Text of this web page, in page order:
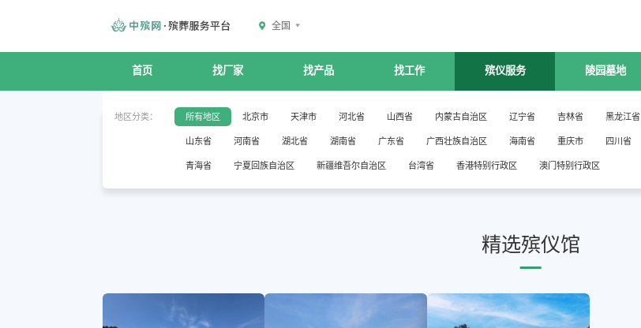
全国
首页 找厂家 找产品 找工作 殡仪服务 陵园墓地
地区分类： 所有地区 北京市 天津市 河北省 山西省 内蒙古自治区 辽宁省 吉林省 黑龙江省
山东省 河南省 湖北省 湖南省 广东省 广西壮族自治区 海南省 重庆市 四川省
青海省 宁夏回族自治区 新疆维吾尔自治区 台湾省 香港特别行政区 澳门特别行政区
精选殡仪馆